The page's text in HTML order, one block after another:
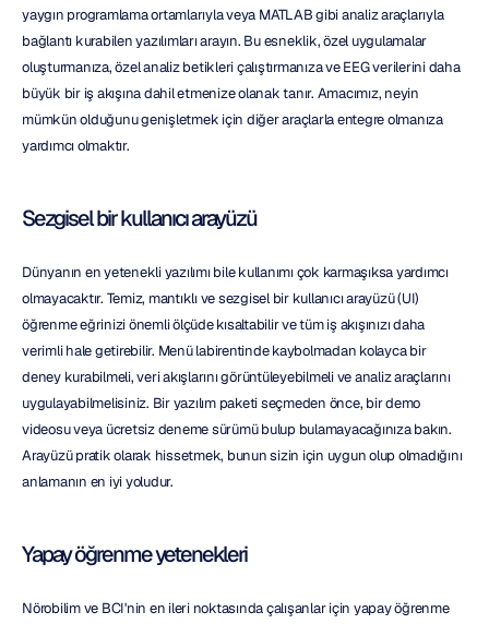
yaygın programlama ortamlarıyla veya MATLAB gibi analiz araçlarıyla
bağlantı kurabilen yazılımları arayın. Bu esneklik, özel uygulamalar
oluşturmanıza, özel analiz betikleri çalıştırmanıza ve EEG verilerini daha
büyük bir iş akışına dahil etmenize olanak tanır. Amacımız, neyin
mümkün olduğunu genişletmek için diğer araçlarla entegre olmanıza
yardımcı olmaktır.
Sezgisel bir kullanıcı arayüzü
Dünyanın en yetenekli yazılımı bile kullanımı çok karmaşıksa yardımcı
olmayacaktır. Temiz, mantıklı ve sezgisel bir kullanıcı arayüzü (UI)
öğrenme eğrinizi önemli ölçüde kısaltabilir ve tüm iş akışınızı daha
verimli hale getirebilir. Menü labirentinde kaybolmadan kolayca bir
deney kurabilmeli, veri akışlarını görüntüleyebilmeli ve analiz araçlarını
uygulayabilmelisiniz. Bir yazılım paketi seçmeden önce, bir demo
videosu veya ücretsiz deneme sürümü bulup bulamayacağınıza bakın.
Arayüzü pratik olarak hissetmek, bunun sizin için uygun olup olmadığını
anlamanın en iyi yoludur.
Yapay öğrenme yetenekleri
Nörobilim ve BCI'nin en ileri noktasında çalışanlar için yapay öğrenme